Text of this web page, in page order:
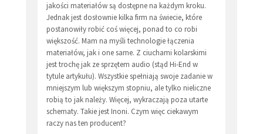
jakości materiałów są dostępne na każdym kroku.
Jednak jest dosłownie kilka firm na świecie, które
postanowiły robić coś więcej, ponad to co robi
większość. Mam na myśli technologie łączenia
materiałów, jak i one same. Z ciuchami kolarskimi
jest trochę jak ze sprzętem audio (stąd Hi-End w
tytule artykułu). Wszystkie spełniają swoje zadanie w
mniejszym lub większym stopniu, ale tylko nieliczne
robią to jak należy. Więcej, wykraczają poza utarte
schematy. Takie jest Inoni. Czym więc ciekawym
raczy nas ten producent?